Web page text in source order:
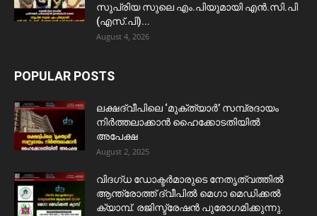
സുപ്രിയ സുലെ എം.പിയുമായി എൻ.സി.പി
(എസ്.പി)...
August 4, 2026
POPULAR POSTS
ലക്ഷദ്വീപിലെ ‘മുക്ത്യാർ’ സമ്പ്രദായം
നിർത്തലാക്കാൻ ഹൈക്കോടതിയിൽ
അപേക്ഷ
August 2, 2025
വിദഗ്ധ ഡോക്ടർമാരുടെ നേതൃത്വത്തിൽ
ആന്ത്രോത്ത് ദ്വീപിൽ മെഗാ മെഡിക്കൽ
ക്യാമ്പ്. രജിസ്ട്രേഷൻ പുരോഗമിക്കുന്നു.